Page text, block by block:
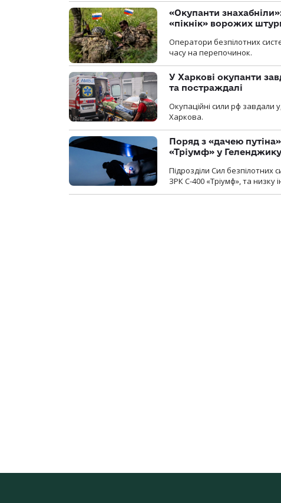
«Окупанти
«пікнік» ворожих
Оператори безпілотних
часу на перепочинок.
У Харкові окупанти
та постраждалі
Окупаційні сили рф завдали
Харкова.
Поряд з «дачею
«Тріумф» у Геленджику
Підрозділи Сил
ЗРК С-400 «Тріумф», та